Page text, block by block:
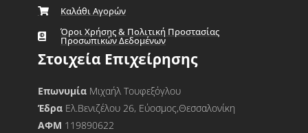
Καλάθι Αγορών
Όροι Χρήσης & Πολιτική Προστασίας
Προσωπικών Δεδομένων
Στοιχεία Επιχείρησης
Επωνυμία Μιχαήλ Τουφεξόγλου
Έδρα Ελ.Βενιζέλου 26, Εύοσμος,Θεσσαλονίκη
ΑΦΜ 119890622